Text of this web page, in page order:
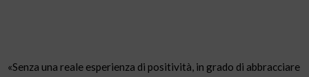
«Senza una reale esperienza di positività, in grado di abbracciare